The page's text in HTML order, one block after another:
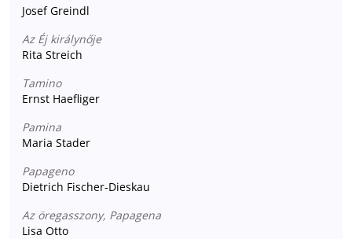
Josef Greindl
Az Éj királynője
Rita Streich
Tamino
Ernst Haefliger
Pamina
Maria Stader
Papageno
Dietrich Fischer-Dieskau
Az öregasszony, Papagena
Lisa Otto